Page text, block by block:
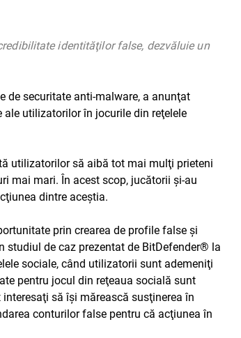
identităţilor false, dezvăluie un
securitate anti-malware, a anunţat
utilizatorilor în jocurile din reţelele
utilizatorilor să aibă tot mai mulţi prieteni
mai mari. În acest scop, jucătorii şi-au
dintre aceştia.
prin crearea de profile false şi
studiul de caz prezentat de BitDefender® la
sociale, când utilizatorii sunt ademeniţi
pentru jocul din reţeaua socială sunt
să îşi mărească susţinerea în
conturilor false pentru că acţiunea în